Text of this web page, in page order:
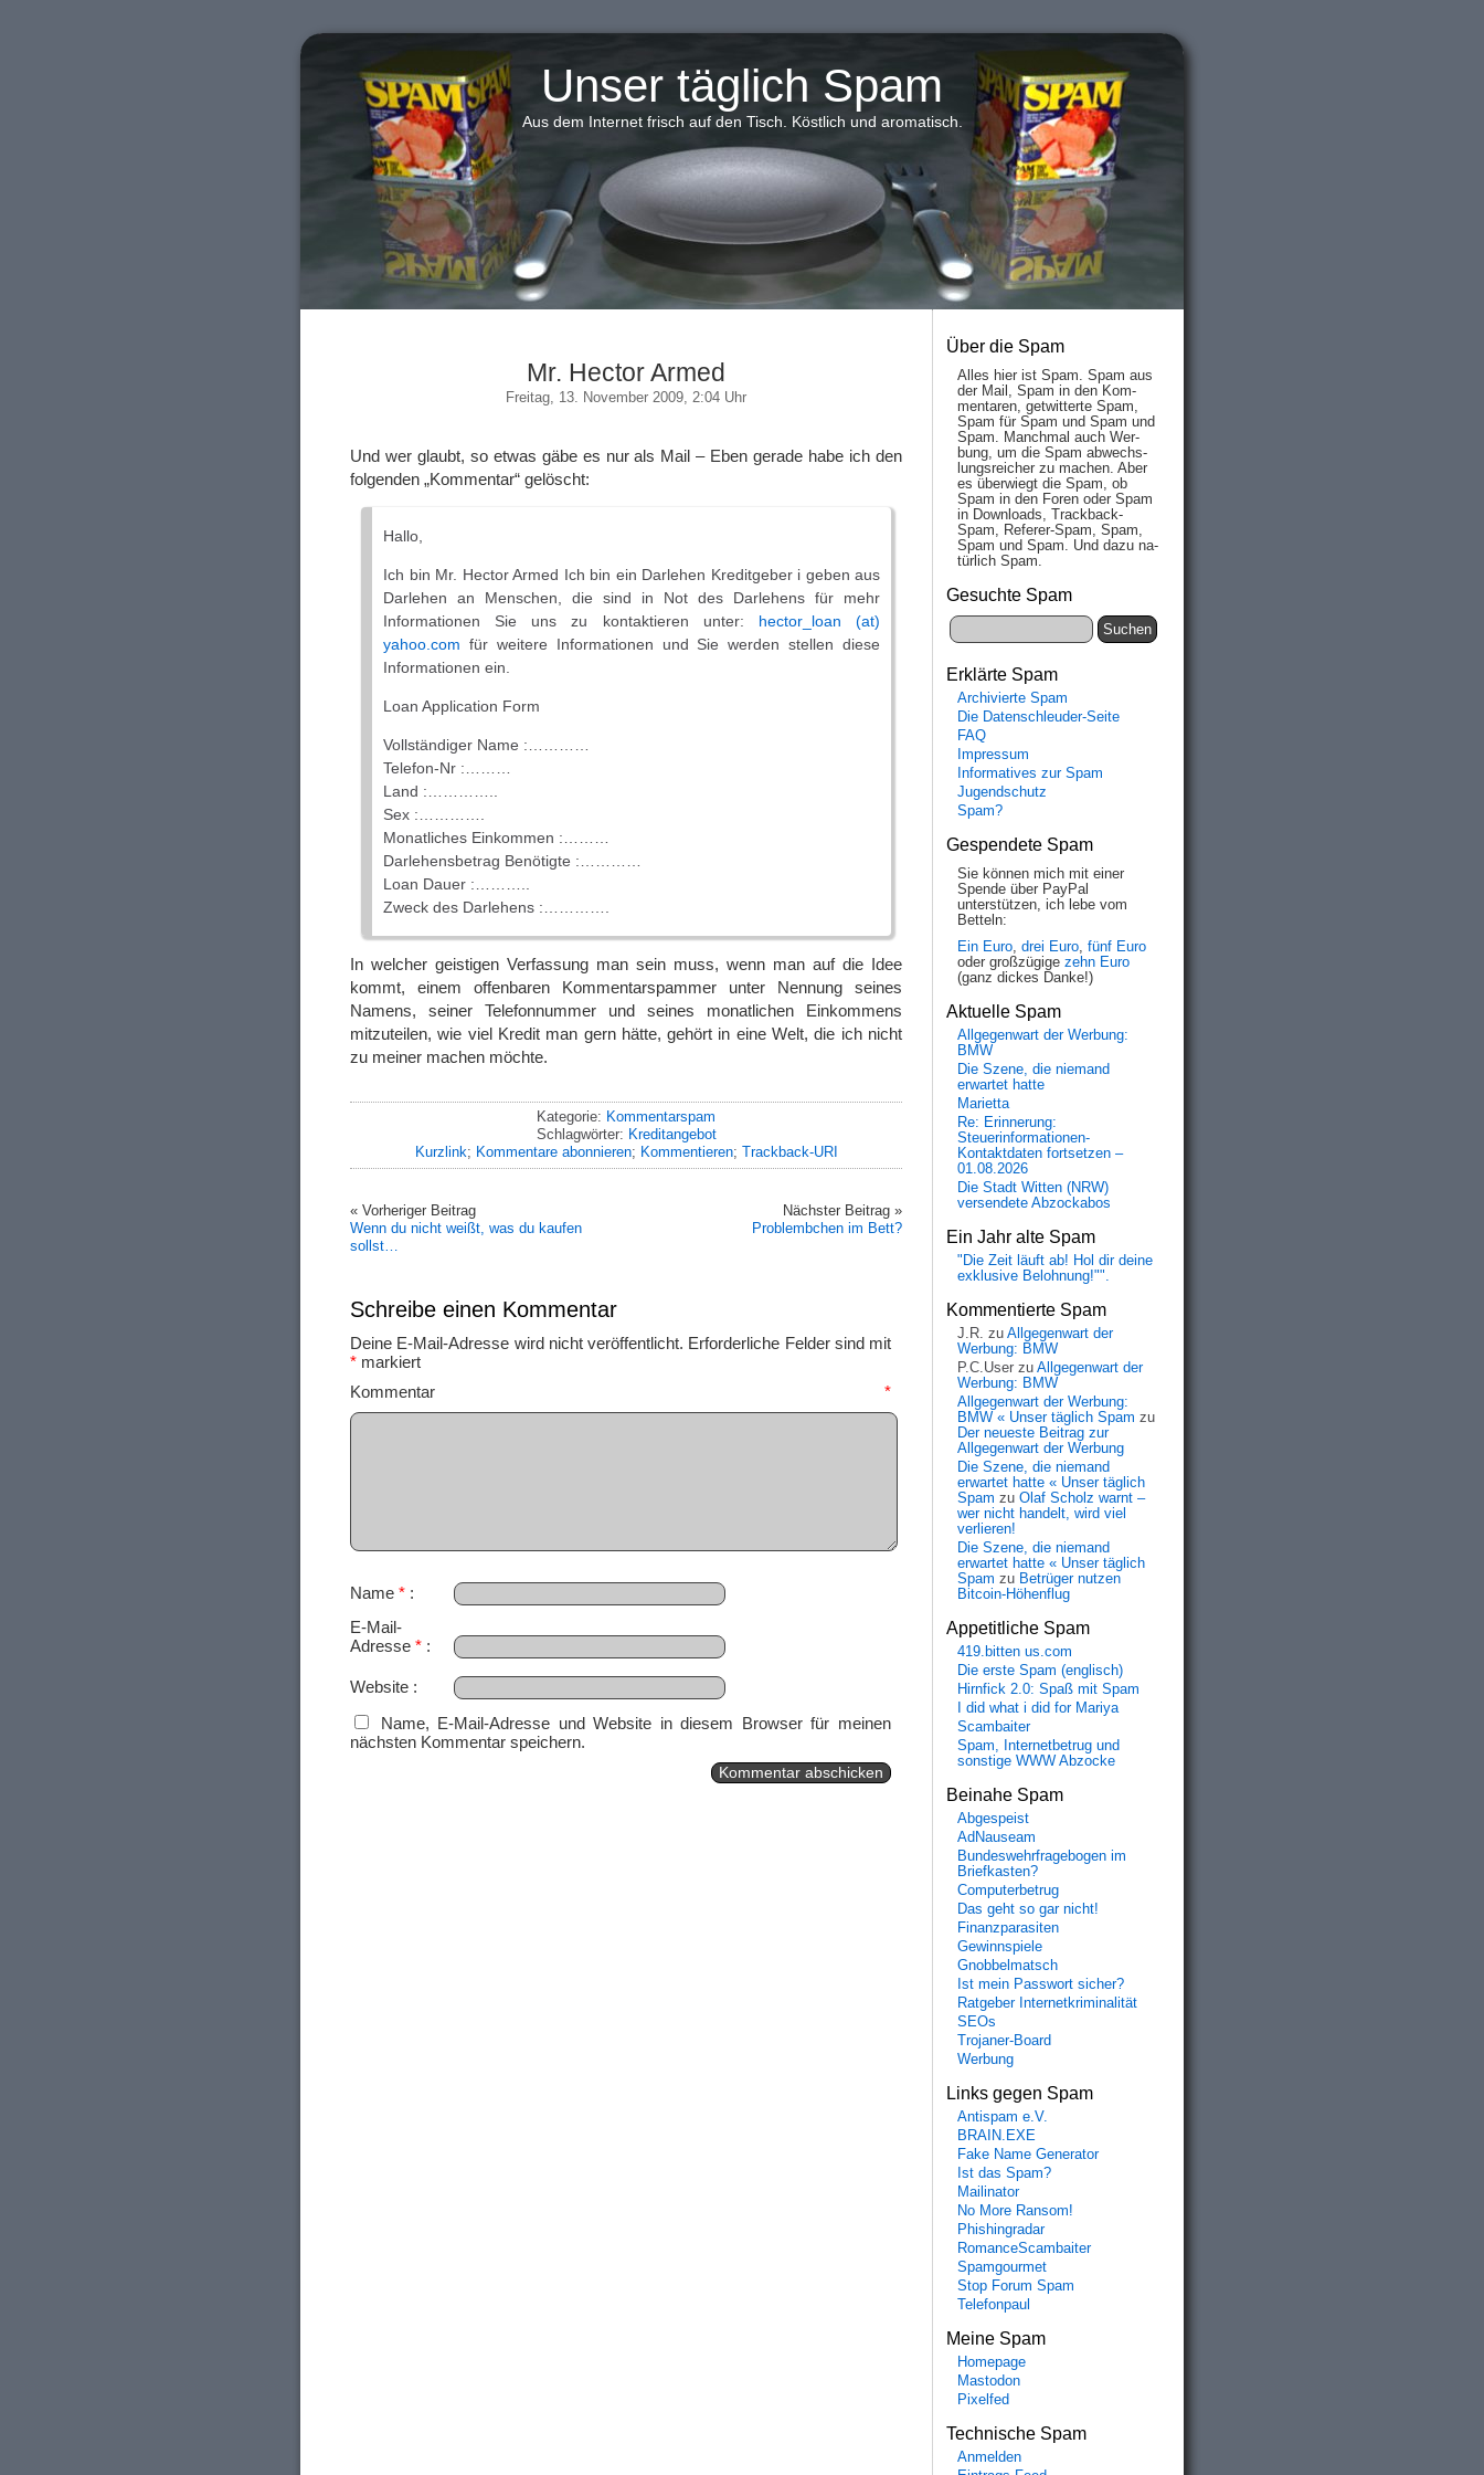
Unser täglich Spam
Aus dem Internet frisch auf den Tisch. Köstlich und aromatisch.
Mr. Hector Armed
Freitag, 13. November 2009, 2:04 Uhr
Und wer glaubt, so etwas gäbe es nur als Mail – Eben gerade habe ich den
folgenden „Kommentar“ gelöscht:
Hallo,
Ich bin Mr. Hector Armed Ich bin ein Darlehen Kreditgeber i geben aus
Darlehen an Menschen, die sind in Not des Darlehens für mehr
Informationen Sie uns zu kontaktieren unter: hector_loan (at)
yahoo.com für weitere Informationen und Sie werden stellen diese
Informationen ein.
Loan Application Form
Vollständiger Name :…………
Telefon-Nr :………
Land :…………..
Sex :………….
Monatliches Einkommen :………
Darlehensbetrag Benötigte :…………
Loan Dauer :………..
Zweck des Darlehens :………….
In welcher geistigen Verfassung man sein muss, wenn man auf die Idee
kommt, einem offenbaren Kommentarspammer unter Nennung seines
Namens, seiner Telefonnummer und seines monatlichen Einkommens
mitzuteilen, wie viel Kredit man gern hätte, gehört in eine Welt, die ich nicht
zu meiner machen möchte.
Kategorie: Kommentarspam
Schlagwörter: Kreditangebot
Kurzlink; Kommentare abonnieren; Kommentieren; Trackback-URI
« Vorheriger Beitrag
Wenn du nicht weißt, was du kaufen
sollst…
Nächster Beitrag »
Problembchen im Bett?
Schreibe einen Kommentar
Deine E-Mail-Adresse wird nicht veröffentlicht. Erforderliche Felder sind mit
* markiert
Kommentar *
Name *
E-Mail-
Adresse *
Website
Name, E-Mail-Adresse und Website in diesem Browser für meinen
nächsten Kommentar speichern.
Über die Spam
Alles hier ist Spam. Spam aus
der Mail, Spam in den Kom­
men­taren, ge­twit­ter­te Spam,
Spam für Spam und Spam und
Spam. Manch­mal auch Wer­
bung, um die Spam ab­wechs­
lungs­reich­er zu mach­en. Aber
es über­wiegt die Spam, ob
Spam in den Fo­ren oder Spam
in Down­loads, Track­back-
Spam, Re­fe­rer-Spam, Spam,
Spam und Spam. Und da­zu na­
tür­lich Spam.
Gesuchte Spam
Erklärte Spam
Archivierte Spam
Die Datenschleuder-Seite
FAQ
Impressum
Informatives zur Spam
Jugendschutz
Spam?
Gespendete Spam
Sie können mich mit einer
Spende über PayPal
unterstützen, ich lebe vom
Betteln:
Ein Euro, drei Euro, fünf Euro
oder großzügige zehn Euro
(ganz dickes Danke!)
Aktuelle Spam
Allgegenwart der Werbung:
BMW
Die Szene, die niemand
erwartet hatte
Marietta
Re: Erinnerung:
Steuerinformationen-
Kontaktdaten fortsetzen –
01.08.2026
Die Stadt Witten (NRW)
versendete Abzockabos
Ein Jahr alte Spam
"Die Zeit läuft ab! Hol dir deine
exklusive Belohnung!"".
Kommentierte Spam
J.R. zu Allgegenwart der
Werbung: BMW
P.C.User zu Allgegenwart der
Werbung: BMW
Allgegenwart der Werbung:
BMW « Unser täglich Spam zu
Der neueste Beitrag zur
Allgegenwart der Werbung
Die Szene, die niemand
erwartet hatte « Unser täglich
Spam zu Olaf Scholz warnt –
wer nicht handelt, wird viel
verlieren!
Die Szene, die niemand
erwartet hatte « Unser täglich
Spam zu Betrüger nutzen
Bitcoin-Höhenflug
Appetitliche Spam
419.bitten us.com
Die erste Spam (englisch)
Hirnfick 2.0: Spaß mit Spam
I did what i did for Mariya
Scambaiter
Spam, Internetbetrug und
sonstige WWW Abzocke
Beinahe Spam
Abgespeist
AdNauseam
Bundeswehrfragebogen im
Briefkasten?
Computerbetrug
Das geht so gar nicht!
Finanzparasiten
Gewinnspiele
Gnobbelmatsch
Ist mein Passwort sicher?
Ratgeber Internetkriminalität
SEOs
Trojaner-Board
Werbung
Links gegen Spam
Antispam e.V.
BRAIN.EXE
Fake Name Generator
Ist das Spam?
Mailinator
No More Ransom!
Phishingradar
RomanceScambaiter
Spamgourmet
Stop Forum Spam
Telefonpaul
Meine Spam
Homepage
Mastodon
Pixelfed
Technische Spam
Anmelden